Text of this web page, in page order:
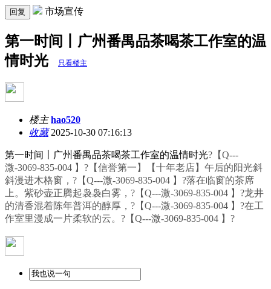
回复 市场宣传
第一时间丨广州番禺品茶喝茶工作室的温
情时光
只看楼主
楼主 hao520
收藏2025-10-30 07:16:13
第一时间丨广州番禺品茶喝茶工作室的温情时光?【Q---
溦-3069-835-004 】?【信誉第一】【十年老店】午后的阳光斜
斜漫进木格窗，?【Q---溦-3069-835-004 】?落在临窗的茶席
上。紫砂壶正腾起袅袅白雾，?【Q---溦-3069-835-004 】?龙井
的清香混着陈年普洱的醇厚，?【Q---溦-3069-835-004 】?在工
作室里漫成一片柔软的云。?【Q---溦-3069-835-004 】?